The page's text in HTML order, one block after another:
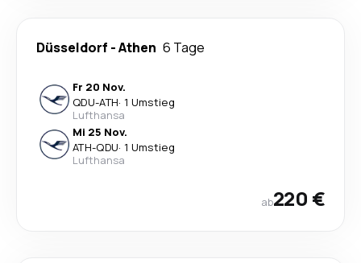
Düsseldorf -Athen 6 Tage
Fr 20 Nov.
QDU-ATH· 1 Umstieg
Lufthansa
Mi 25 Nov.
ATH-QDU· 1 Umstieg
Lufthansa
ab220 €